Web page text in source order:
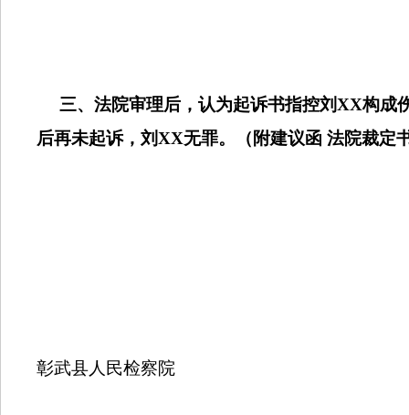
三、法院审理后，认为起诉书指控刘XX构成
后再未起诉，刘XX无罪。（附建议函 法院裁定
彰武县人民检察院